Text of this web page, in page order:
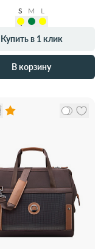
S
M L
Купить в 1 клик
В корзину